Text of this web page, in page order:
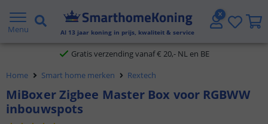
Menu Al 13 jaar koning in prijs, kwaliteit & service
2 jaar garantie
Gratis verzending vanaf € 20,- NL en BE
Klantbeoordeling 9.1
Voor 23:45 uur besteld,
Home Smart home merken Rextech
MiBoxer Zigbee Master Box voor RGBWW
inbouwspots